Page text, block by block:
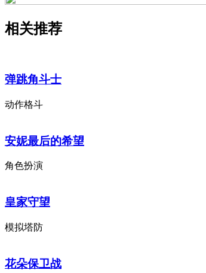
相关推荐
弹跳角斗士
动作格斗
安妮最后的希望
角色扮演
皇家守望
模拟塔防
花朵保卫战